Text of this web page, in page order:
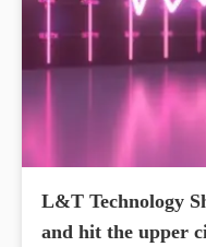
L&T Technology
and hit the upper